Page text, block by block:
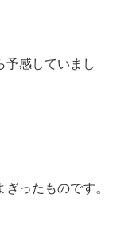
予感していまし
ったものです。